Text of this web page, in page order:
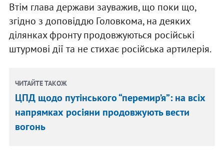
Втім глава держави зауважив, що поки що,
згідно з доповіддю Головкома, на деяких
ділянках фронту продовжуються російські
штурмові дії та не стихає російська артилерія.
ЧИТАЙТЕ ТАКОЖ
ЦПД щодо путінського “перемир’я”: на всіх
напрямках росіяни продовжують вести
вогонь